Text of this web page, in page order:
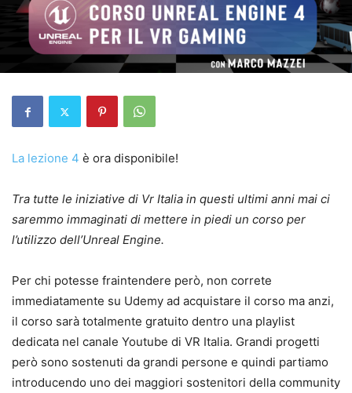
La lezione 4 è ora disponibile!
Tra tutte le iniziative di Vr Italia in questi ultimi anni mai ci
saremmo immaginati di mettere in piedi un corso per
l’utilizzo dell’Unreal Engine.
Per chi potesse fraintendere però, non correte
immediatamente su Udemy ad acquistare il corso ma anzi,
il corso sarà totalmente gratuito dentro una playlist
dedicata nel canale Youtube di VR Italia. Grandi progetti
però sono sostenuti da grandi persone e quindi partiamo
introducendo uno dei maggiori sostenitori della community